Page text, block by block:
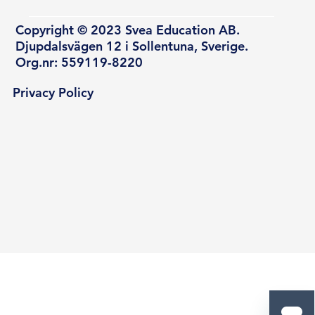
Copyright © 2023 Svea Education AB.
Djupdalsvägen 12 i Sollentuna, Sverige.
Org.nr: 559119-8220
Privacy Policy